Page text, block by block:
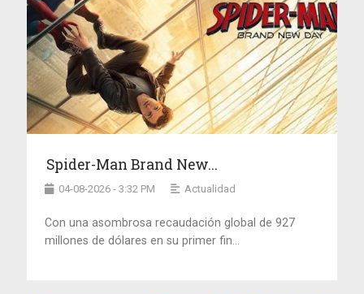
Spider-Man Brand New...
04-08-2026 - 3:32 PM Actualidad
Con una asombrosa recaudación global de 927
millones de dólares en su primer fin...